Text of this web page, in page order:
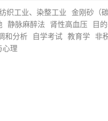
织工业、染整工业 金刚砂（碳
静脉麻醉法 肾性高血压 目
和分析 自学考试 教育学 非
心理